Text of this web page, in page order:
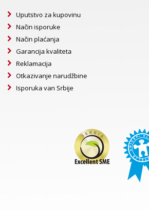
Uputstvo za kupovinu
Način isporuke
Način plaćanja
Garancija kvaliteta
Reklamacija
Otkazivanje narudžbine
Isporuka van Srbije